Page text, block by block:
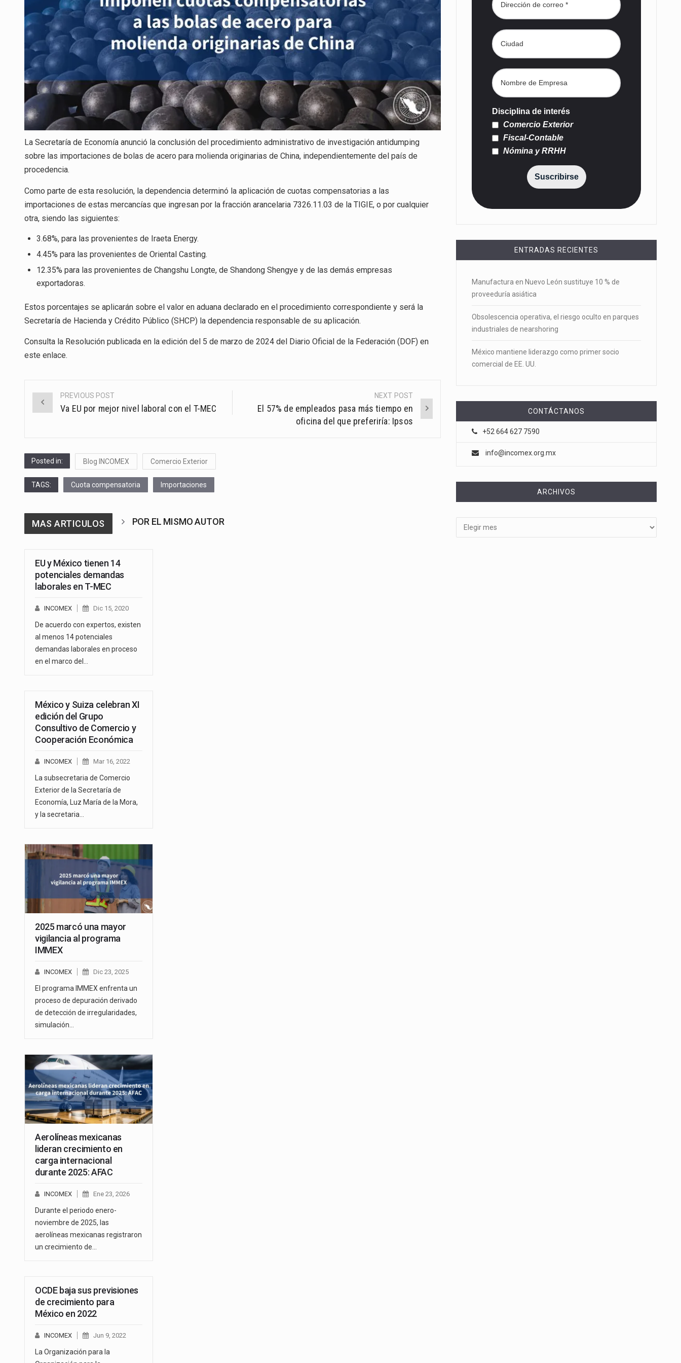
La Secretaría de Economía anunció la conclusión del procedimiento administrativo de investigación antidumping
sobre las importaciones de bolas de acero para molienda originarias de China, independientemente del país de
procedencia.
Como parte de esta resolución, la dependencia determinó la aplicación de cuotas compensatorias a las
importaciones de estas mercancías que ingresan por la fracción arancelaria 7326.11.03 de la TIGIE, o por cualquier
otra, siendo las siguientes:
3.68%, para las provenientes de Iraeta Energy.
4.45% para las provenientes de Oriental Casting.
12.35% para las provenientes de Changshu Longte, de Shandong Shengye y de las demás empresas
exportadoras.
Estos porcentajes se aplicarán sobre el valor en aduana declarado en el procedimiento correspondiente y será la
Secretaría de Hacienda y Crédito Público (SHCP) la dependencia responsable de su aplicación.
Consulta la Resolución publicada en la edición del 5 de marzo de 2024 del Diario Oficial de la Federación (DOF) en
este enlace.
Post
navigation
PREVIOUS POST
Va EU por mejor nivel laboral con el T-MEC
NEXT POST
El 57% de empleados pasa más tiempo en
oficina del que preferiría: Ipsos
Posted in: Blog INCOMEX Comercio Exterior
TAGS: Cuota compensatoria Importaciones
MAS ARTICULOS POR EL MISMO AUTOR
EU y México tienen 14
potenciales demandas
laborales en T-MEC
INCOMEX Dic 15, 2020
De acuerdo con expertos, existen
al menos 14 potenciales
demandas laborales en proceso
en el marco del…
México y Suiza celebran XI
edición del Grupo
Consultivo de Comercio y
Cooperación Económica
INCOMEX Mar 16, 2022
La subsecretaria de Comercio
Exterior de la Secretaría de
Economía, Luz María de la Mora,
y la secretaria…
2025 marcó una mayor
vigilancia al programa
IMMEX
INCOMEX Dic 23, 2025
El programa IMMEX enfrenta un
proceso de depuración derivado
de detección de irregularidades,
simulación…
Aerolíneas mexicanas
lideran crecimiento en
carga internacional
durante 2025: AFAC
INCOMEX Ene 23, 2026
Durante el periodo enero-
noviembre de 2025, las
aerolíneas mexicanas registraron
un crecimiento de…
OCDE baja sus previsiones
de crecimiento para
México en 2022
INCOMEX Jun 9, 2022
La Organización para la
Disciplina de interés
Comercio Exterior
Fiscal-Contable
Nómina y RRHH
Suscribirse
ENTRADAS RECIENTES
Manufactura en Nuevo León sustituye 10 % de
proveeduría asiática
Obsolescencia operativa, el riesgo oculto en parques
industriales de nearshoring
México mantiene liderazgo como primer socio
comercial de EE. UU.
CONTÁCTANOS
+52 664 627 7590
info@incomex.org.mx
ARCHIVOS